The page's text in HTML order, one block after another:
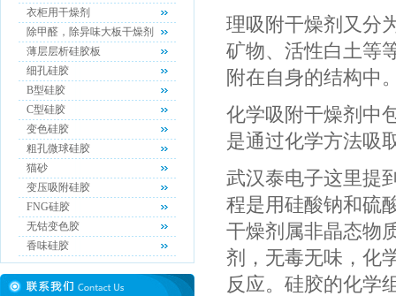
衣柜用干燥剂
除甲醛，除异味大板干燥剂
薄层层析硅胶板
细孔硅胶
B型硅胶
C型硅胶
变色硅胶
粗孔微球硅胶
猫砂
变压吸附硅胶
FNG硅胶
无钴变色胶
香味硅胶
理吸附干燥剂又分
矿物、活性白土等
附在自身的结构中
化学吸附干燥剂中
是通过化学方法吸
武汉泰电子这里提
程是用硅酸钠和硫
干燥剂属非晶态物
剂，无毒无味，化
反应。硅胶的化学